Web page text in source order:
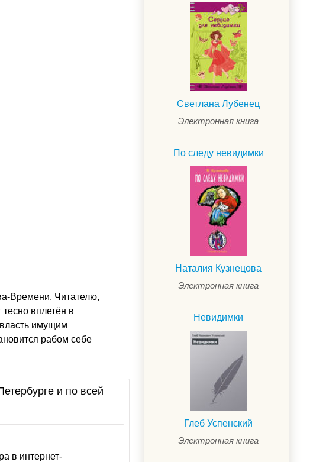
Времени. Читателю,
вплетён в
имущим
рабом себе
и по всей
в интернет-
Светлана Лубенец
Электронная книга
По следу невидимки
Наталия Кузнецова
Электронная книга
Невидимки
Глеб Успенский
Электронная книга